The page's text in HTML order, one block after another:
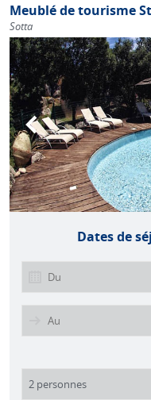
Meublé de tourisme
Sotta
Dates de